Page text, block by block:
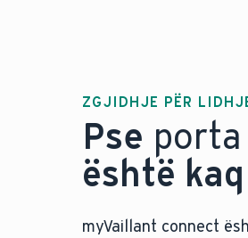
ZGJIDHJE PËR
Pse
është
myVaillant connect